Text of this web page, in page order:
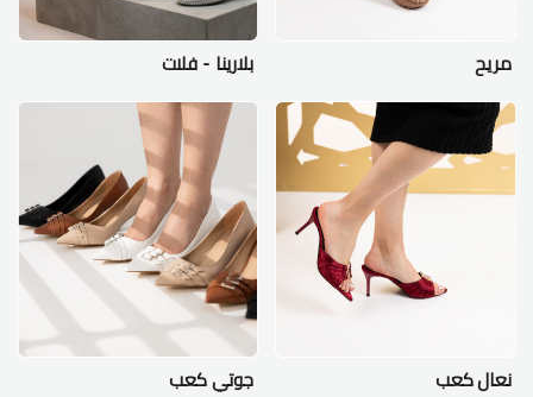
مريح بلارينا - فلات
نعال كعب جوتي كعب